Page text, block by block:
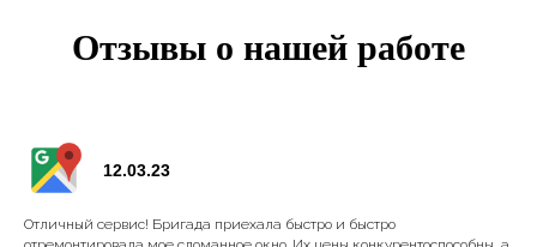
Отзывы о нашей работе
12.03.23
Отличный сервис! Бригада приехала быстро и быстро